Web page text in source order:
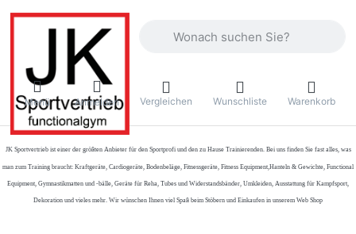
Menü Anmelden Vergleichen Wunschliste Warenkorb
JK Sportvertrieb ist einer der größten Anbieter für den Sportprofi und den zu Hause Trainierenden. Bei uns finden Sie fast alles, was
man zum Training braucht: Kraftgeräte, Cardiogeräte, Bodenbeläge, Fitnessgeräte, Fitness Equipment,Hanteln & Gewichte, Functional
Equipment, Gymnastikmatten und -bälle, Geräte für Reha, Tubes und Widerstandsbänder, Umkleiden, Ausstattung für Kampfsport,
Dekoration und vieles mehr. Wir wünschen Ihnen viel Spaß beim Stöbern und Einkaufen in unserem Web Shop